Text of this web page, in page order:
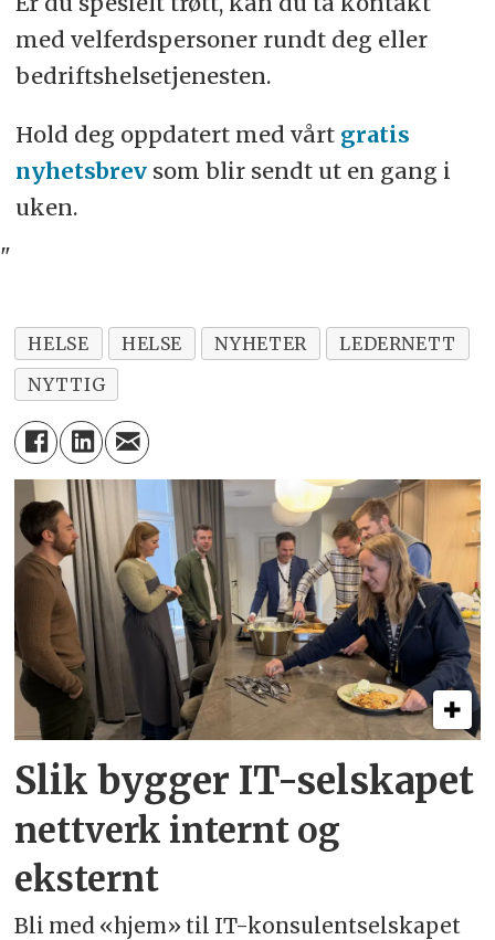
med velferds­personer rundt deg eller
bedrifts­helse­tjenesten.
Hold deg oppdatert med vårt gratis
nyhetsbrevsom blir sendt ut en gang i
uken.
"
HELSE HELSE NYHETER
LEDERNETT
NYTTIG
Slik bygger IT-selskapet
nettverk internt og
eksternt
Bli med «hjem» til IT-konsulentselskapet